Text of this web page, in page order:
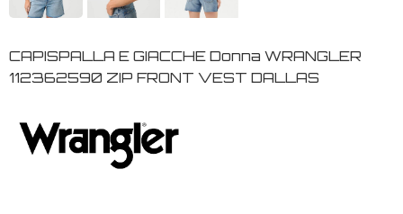
CAPISPALLA E GIACCHE Donna WRANGLER
112362590 ZIP FRONT VEST DALLAS